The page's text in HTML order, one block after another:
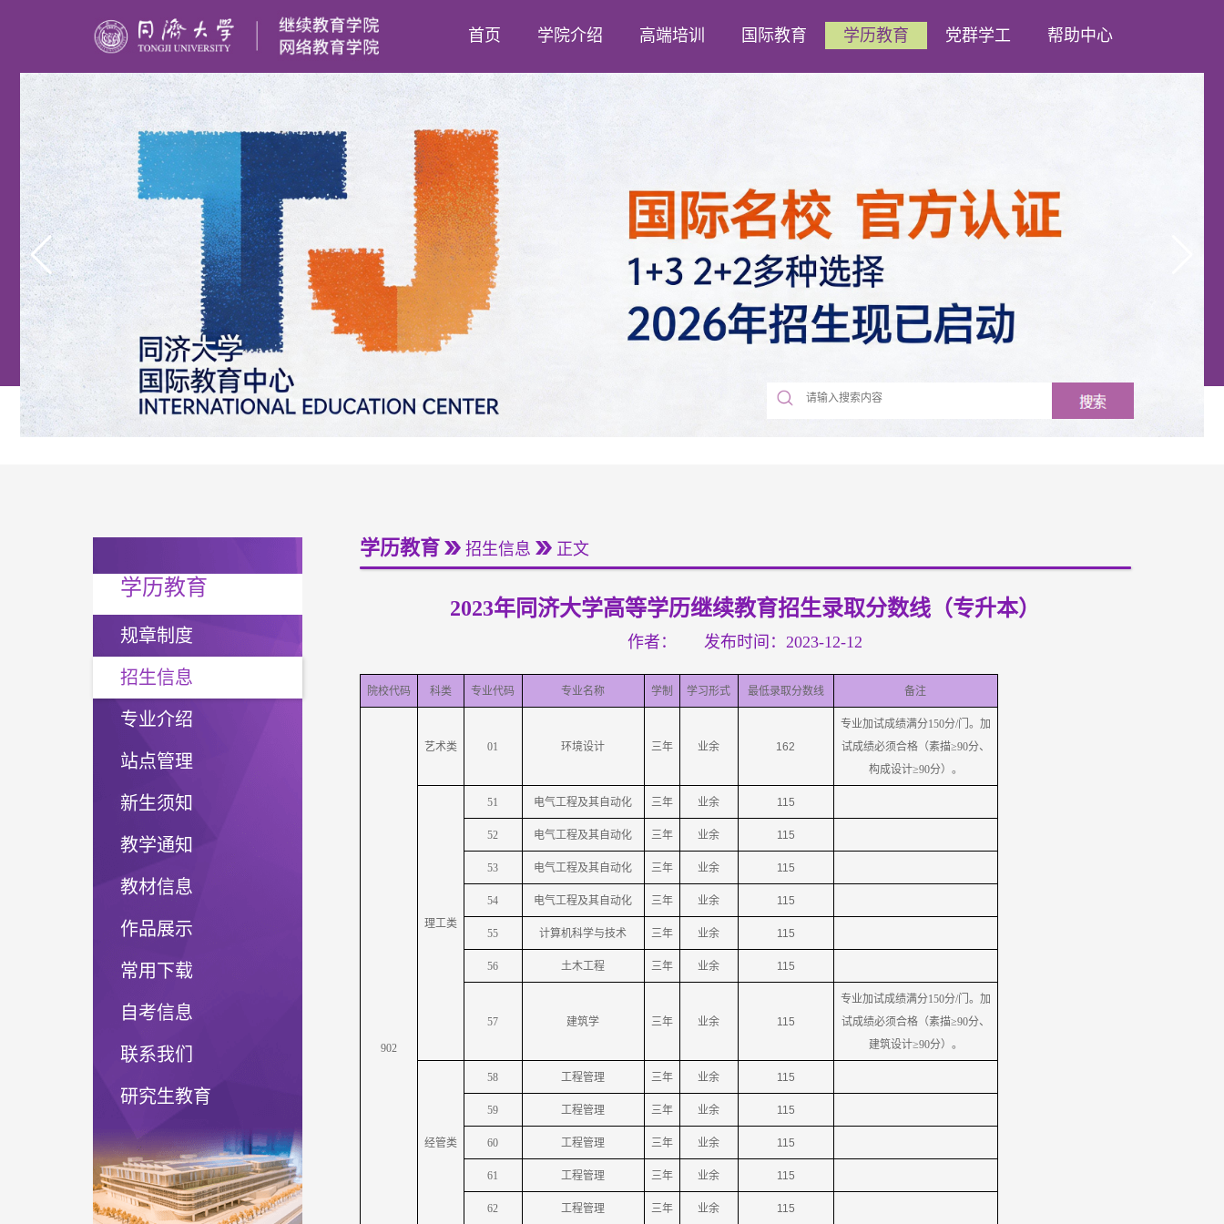
首页 学院介绍 高端培训 国际教育 学历教育 党群学工 帮助中心
学历教育
规章制度
招生信息
专业介绍
站点管理
新生须知
教学通知
教材信息
作品展示
常用下载
自考信息
联系我们
研究生教育
学历教育 招生信息 正文
2023年同济大学高等学历继续教育招生录取分数线（专升本）
作者：发布时间：2023-12-12
院校代码 科类 专业代码 专业名称 学制 学习形式 最低录取分数线 备注
902
艺术类 01 环境设计 三年 业余 162
专业加试成绩满分150分/门。加
试成绩必须合格（素描≥90分、
构成设计≥90分）。
理工类
51 电气工程及其自动化 三年 业余 115
52 电气工程及其自动化 三年 业余 115
53 电气工程及其自动化 三年 业余 115
54 电气工程及其自动化 三年 业余 115
55 计算机科学与技术 三年 业余 115
56 土木工程 三年 业余 115
57 建筑学 三年 业余 115
专业加试成绩满分150分/门。加
试成绩必须合格（素描≥90分、
建筑设计≥90分）。
经管类
58 工程管理 三年 业余 115
59 工程管理 三年 业余 115
60 工程管理 三年 业余 115
61 工程管理 三年 业余 115
62 工程管理 三年 业余 115